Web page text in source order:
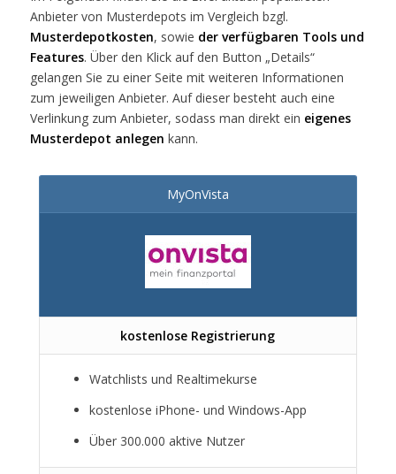
Anbieter von Musterdepots im Vergleich bzgl.
Musterdepotkosten, sowie der verfügbaren Tools und
Features. Über den Klick auf den Button „Details“
gelangen Sie zu einer Seite mit weiteren Informationen
zum jeweiligen Anbieter. Auf dieser besteht auch eine
Verlinkung zum Anbieter, sodass man direkt ein eigenes
Musterdepot anlegen kann.
MyOnVista
kostenlose Registrierung
Watchlists und Realtimekurse
kostenlose iPhone- und Windows-App
Über 300.000 aktive Nutzer